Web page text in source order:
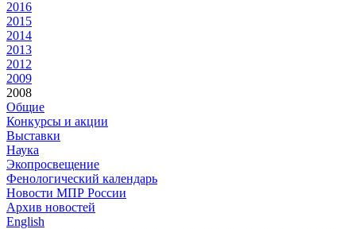
2016
2015
2014
2013
2012
2009
2008
Общие
Конкурсы и акции
Выставки
Наука
Экопросвещение
Фенологический календарь
Новости МПР России
Архив новостей
English